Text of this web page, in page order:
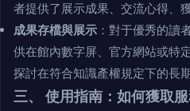
者提供了展示成果、交流心得、
成果存檔與展示 ：對于優秀的讀
供在館內數字屏、官方網站或特
探討在符合知識產權規定下的長
三、 使用指南：如何獲取